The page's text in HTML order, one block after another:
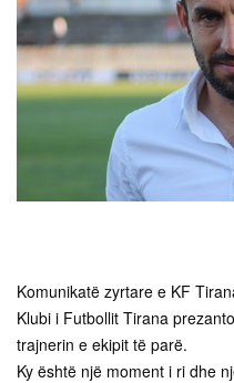
Komunikatë zyrtare e KF
Klubi i Futbollit Tirana
trajnerin e ekipit të parë.
Ky është një moment i ri dhe